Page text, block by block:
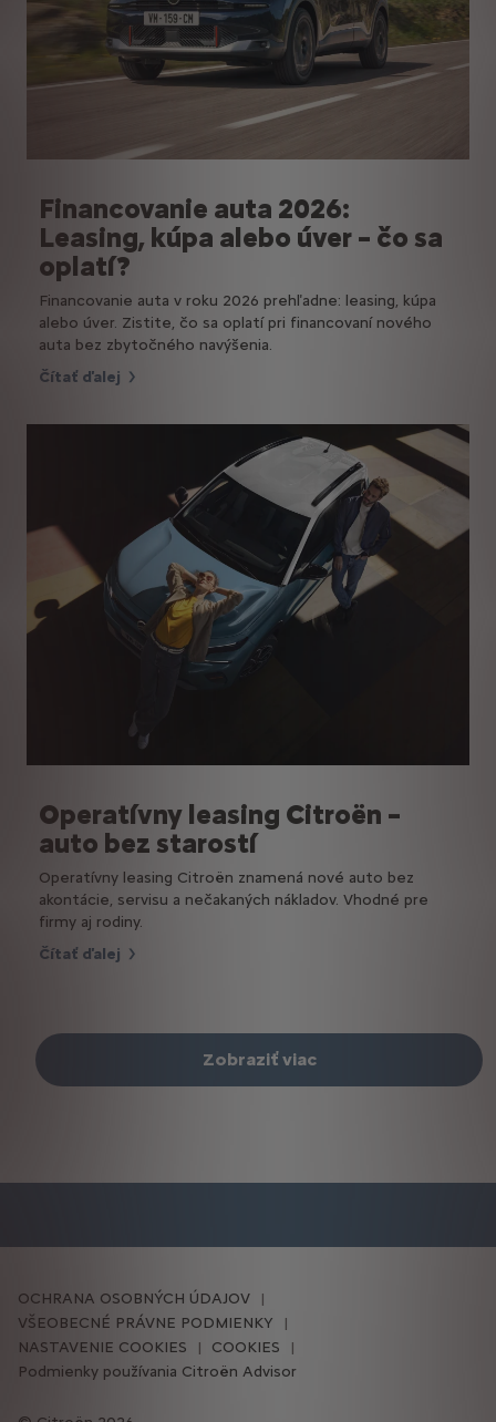
Financovanie auta 2026:
Leasing, kúpa alebo úver – čo sa
oplatí?
Financovanie auta v roku 2026 prehľadne: leasing, kúpa
alebo úver. Zistite, čo sa oplatí pri financovaní nového
auta bez zbytočného navýšenia.
Čítať ďalej
Operatívny leasing Citroën –
auto bez starostí
Operatívny leasing Citroën znamená nové auto bez
akontácie, servisu a nečakaných nákladov. Vhodné pre
firmy aj rodiny.
Čítať ďalej
Zobraziť viac
OCHRANA OSOBNÝCH ÚDAJOV
VŠEOBECNÉ PRÁVNE PODMIENKY
NASTAVENIE COOKIES
COOKIES
Podmienky používania Citroën Advisor